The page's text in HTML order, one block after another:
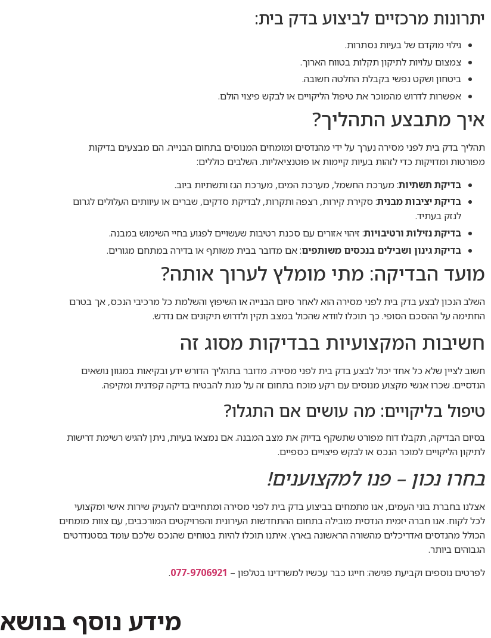
יתרונות מרכזיים לביצוע בדק בית:
גילוי מוקדם של בעיות נסתרות.
צמצום עלויות לתיקון תקלות בטווח הארוך.
ביטחון ושקט נפשי בקבלת החלטה חשובה.
אפשרות לדרוש מהמוכר את טיפול הליקויים או לבקש פיצוי הולם.
איך מתבצע התהליך?
תהליך בדק בית לפני מסירה נערך על ידי מהנדסים ומומחים המנוסים בתחום הבנייה. הם מבצעים בדיקות
מפורטות ומדויקות כדי לזהות בעיות קיימות או פוטנציאליות. השלבים כוללים:
בדיקת תשתיות: מערכת החשמל, מערכת המים, מערכת הגז ותשתיות ביוב.
בדיקת יציבות מבנית: סקירת קירות, רצפה ותקרות, לבדיקת סדקים, שברים או עיוותים העלולים לגרום
לנזק בעתיד.
בדיקת נזילות ורטיבויות: זיהוי אזורים עם סכנת רטיבות שעשויים לפגוע בחיי השימוש במבנה.
בדיקת גינון ושבילים בנכסים משותפים: אם מדובר בבית משותף או בדירה במתחם מגורים.
מועד הבדיקה: מתי מומלץ לערוך אותה?
השלב הנכון לבצע בדק בית לפני מסירה הוא לאחר סיום הבנייה או השיפוץ והשלמת כל מרכיבי הנכס, אך בטרם
החתימה על ההסכם הסופי. כך תוכלו לוודא שהכול במצב תקין ולדרוש תיקונים אם נדרש.
חשיבות המקצועיות בבדיקות מסוג זה
חשוב לציין שלא כל אחד יכול לבצע בדק בית לפני מסירה. מדובר בתהליך הדורש ידע ובקיאות במגוון נושאים
הנדסיים. שכרו אנשי מקצוע מנוסים עם רקע מוכח בתחום זה על מנת להבטיח בדיקה קפדנית ומקיפה.
טיפול בליקויים: מה עושים אם התגלו?
בסיום הבדיקה, תקבלו דוח מפורט שתשקף בדיוק את מצב המבנה. אם נמצאו בעיות, ניתן להגיש רשימת דרישות
לתיקון הליקויים למוכר הנכס או לבקש פיצויים כספיים.
בחרו נכון – פנו למקצוענים!
אצלנו בחברת בוני העמים, אנו מתמחים בביצוע בדק בית לפני מסירה ומתחייבים להעניק שירות אישי ומקצועי
לכל לקוח. אנו חברה יזמית הנדסית מובילה בתחום ההתחדשות העירונית והפרויקטים המורכבים, עם צוות מומחים
הכולל מהנדסים ואדריכלים מהשורה הראשונה בארץ. איתנו תוכלו להיות בטוחים שהנכס שלכם עומד בסטנדרטים
הגבוהים ביותר.
לפרטים נוספים וקביעת פגישה: חייגו כבר עכשיו למשרדינו בטלפון – 077-9706921
.
מידע נוסף בנושא